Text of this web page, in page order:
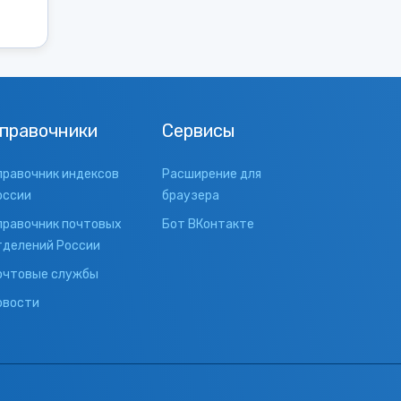
индексов
почтовых
России
службы
Сервисы
Расширение для
браузера
Бот ВКонтакте